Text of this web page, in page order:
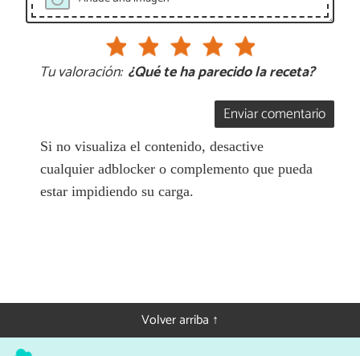
Tu valoración: ¿Qué te ha parecido la receta?
Enviar comentario
Si no visualiza el contenido, desactive
cualquier adblocker o complemento que pueda
estar impidiendo su carga.
Volver arriba ↑